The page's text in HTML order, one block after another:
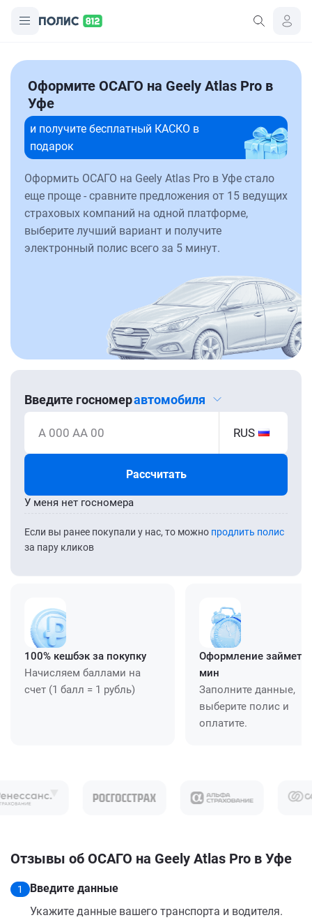
Оформите ОСАГО на Geely Atlas Pro в
Уфе
и получите бесплатный КАСКО в
подарок
Оформить ОСАГО на Geely Atlas Pro в Уфе стало
еще проще - сравните предложения от 15 ведущих
страховых компаний на одной платформе,
выберите лучший вариант и получите
электронный полис всего за 5 минут.
Введите госномеравтомобиля
А 000 АА 00 RUS
Рассчитать
Если вы ранее покупали у нас, то можно продлить полис
за пару кликов
У меня нет госномера
100% кешбэк за покупку
Начисляем баллами на
счет (1 балл = 1 рубль)
Оформление займет
мин
Заполните данные,
выберите полис и
оплатите.
Отзывы об ОСАГО на Geely Atlas Pro в Уфе
1
Введите данные
Укажите данные вашего транспорта и водителя.